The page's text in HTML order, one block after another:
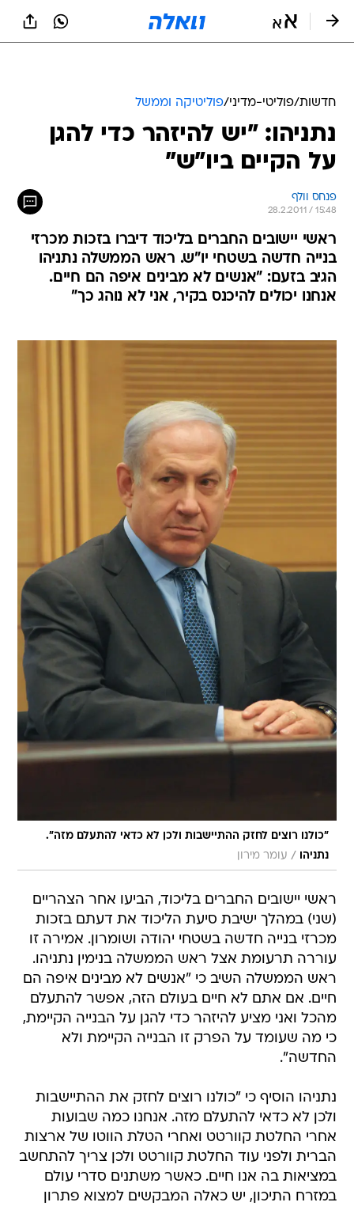
חדשות/פוליטי-מדיני/פוליטיקה וממשל
נתניהו: "יש להיזהר כדי להגן
על הקיים ביו"ש"
פנחס וולף
28.2.2011 / 15:48
ראשי יישובים החברים בליכוד דיברו בזכות מכרזי
בנייה חדשה בשטחי יו"ש. ראש הממשלה נתניהו
הגיב בזעם: "אנשים לא מבינים איפה הם חיים.
אנחנו יכולים להיכנס בקיר, אני לא נוהג כך"
"כולנו רוצים לחזק ההתיישבות ולכן לא כדאי להתעלם מזה".
נתניהו
/ עומר מירון
ראשי יישובים החברים בליכוד, הביעו אחר הצהריים
(שני) במהלך ישיבת סיעת הליכוד את דעתם בזכות
מכרזי בנייה חדשה בשטחי יהודה ושומרון. אמירה זו
עוררה תרעומת אצל ראש הממשלה בנימין נתניהו.
ראש הממשלה השיב כי "אנשים לא מבינים איפה הם
חיים. אם אתם לא חיים בעולם הזה, אפשר להתעלם
מהכל ואני מציע להיזהר כדי להגן על הבנייה הקיימת,
כי מה שעומד על הפרק זו הבנייה הקיימת ולא
החדשה".
נתניהו הוסיף כי "כולנו רוצים לחזק את ההתיישבות
ולכן לא כדאי להתעלם מזה. אנחנו כמה שבועות
אחרי החלטת קוורטט ואחרי הטלת הווטו של ארצות
הברית ולפני עוד החלטת קוורטט ולכן צריך להתחשב
במציאות בה אנו חיים. כאשר משתנים סדרי עולם
במזרח התיכון, יש כאלה המבקשים למצוא פתרון